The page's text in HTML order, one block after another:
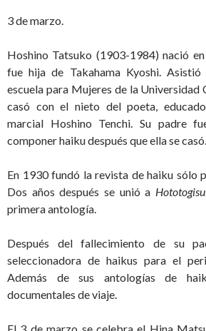
3 de marzo.
Hoshino Tatsuko (1903-1984) nació
fue hija de Takahama Kyoshi.
escuela para Mujeres de la Universidad
casó con el nieto del poeta,
marcial Hoshino Tenchi. Su padre
componer haiku después que ella se casó.
En 1930 fundó la revista de haiku sólo
Dos años después se unió a Hototogisu
primera antología.
Después del fallecimiento de su
seleccionadora de haikus para el
Además de sus antologías de
documentales de viaje.